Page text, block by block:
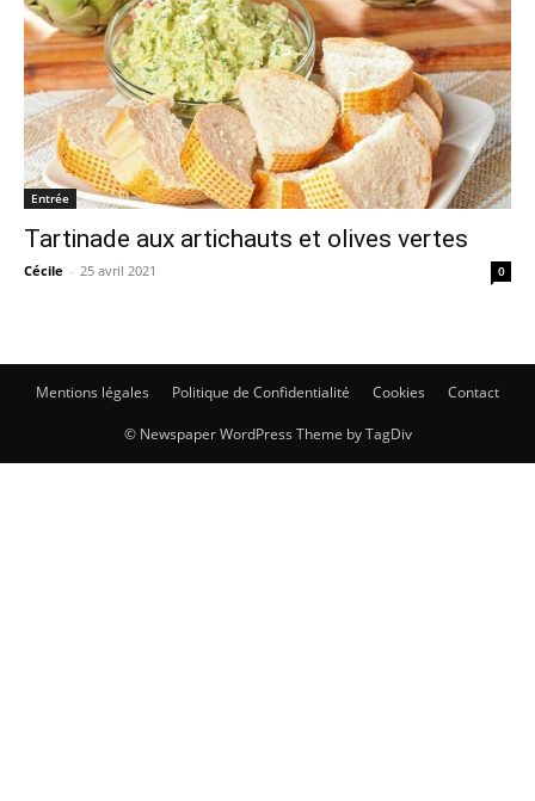
Entrée
Tartinade aux artichauts et olives vertes
Cécile - 25 avril 2021 0
Mentions légales Politique de Confidentialité Cookies Contact
© Newspaper WordPress Theme by TagDiv